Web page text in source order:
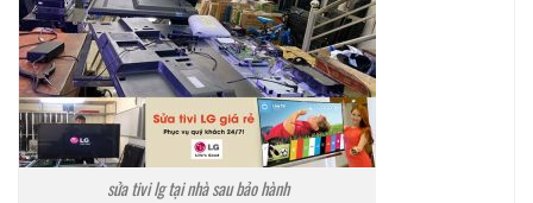
sửa tivi lg tại nhà sau bảo hành